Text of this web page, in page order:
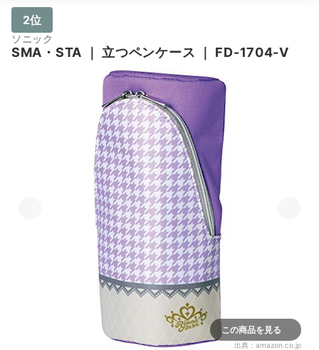
2位
ソニック
SMA・STA 立つペンケース FD-1704-V
この商品を見る
出典： amazon.co.jp